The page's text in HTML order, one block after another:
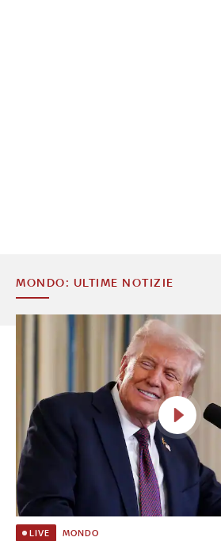
MONDO: ULTIME NOTIZIE
LIVE MONDO